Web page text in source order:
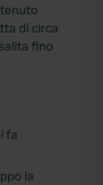
di circa
fino
fa
la